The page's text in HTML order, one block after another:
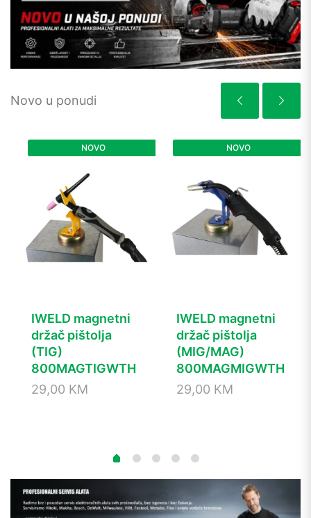
Novo u ponudi
NOVO
IWELD magnetni
držač pištolja
(TIG)
800MAGTIGWTH
29,00 KM
NOVO
IWELD magnetni
držač pištolja
(MIG/MAG)
800MAGMIGWTH
29,00 KM